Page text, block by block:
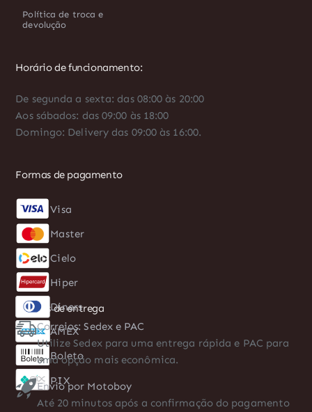
Política de troca e
devolução
Horário de funcionamento:
De segunda a sexta: das 08:00 às 20:00
Aos sábados: das 09:00 às 18:00
Domingo: Delivery das 09:00 às 16:00.
Formas de pagamento
Visa
Master
Cielo
Hiper
Formas de entrega
Correios: Sedex e PAC
Utilize Sedex para uma entrega rápida e PAC para
uma opção mais econômica.
Envio por Motoboy
Até 20 minutos após a confirmação do pagamento